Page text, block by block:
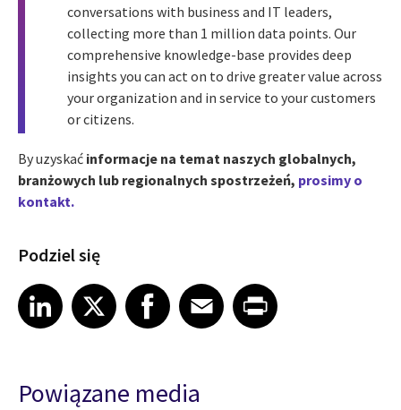
conversations with business and IT leaders,
collecting more than 1 million data points. Our
comprehensive knowledge-base provides deep
insights you can act on to drive greater value across
your organization and in service to your customers
or citizens.
By uzyskać informacje na temat naszych globalnych,
branżowych lub regionalnych spostrzeżeń, prosimy o
kontakt.
Podziel się
Share article on LinkedIn
LinkedIn
Share article on XShare article on Facebook
Facebook
Share article on Email
EmailShare article on Print
Powiązane media